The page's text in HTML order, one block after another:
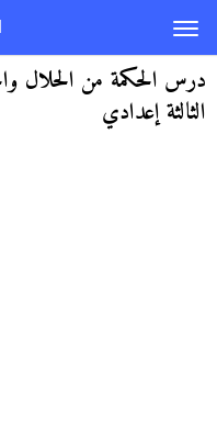
درس الحكمة من الحلال
الثالثة إعدادي